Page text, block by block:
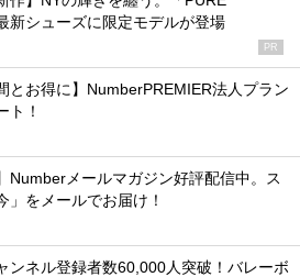
新シューズに限定モデルが登場
PR
とお得に】NumberPREMIER法人プラン
ト！
Numberメールマガジン好評配信中。ス
」をメールでお届け！
ンネル登録者数60,000人突破！バレーボ